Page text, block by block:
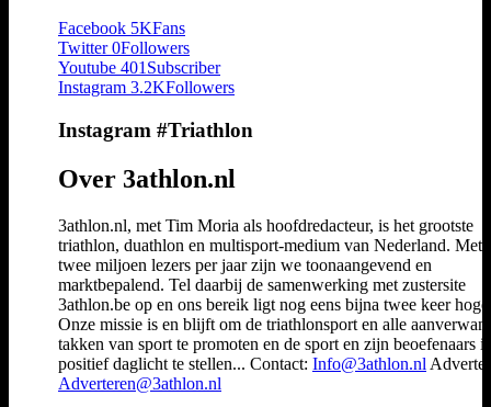
Facebook 5KFans
Twitter 0Followers
Youtube 401 Subscriber
Instagram 3.2KFollowers
Instagram #Triathlon
Over 3athlon.nl
3athlon.nl, met Tim Moria als hoofdredacteur, is het grootste
triathlon, duathlon en multisport-medium van Nederland. Met
twee miljoen lezers per jaar zijn we toonaangevend en
marktbepalend. Tel daarbij de samenwerking met zustersite
3athlon.be op en ons bereik ligt nog eens bijna twee keer
Onze missie is en blijft om de triathlonsport en alle
takken van sport te promoten en de sport en zijn beoefenaars
positief daglicht te stellen... Contact: Info@3athlon.nl
Adverteren@3athlon.nl